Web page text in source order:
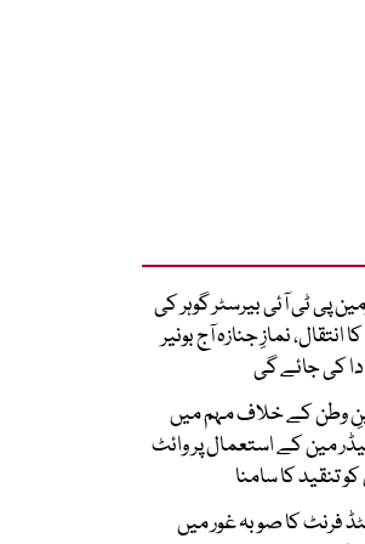
پی ٹی آئی بیرسٹر گوہر کی
انتقال، نمازِ جنازہ آج بونیر
کی جائے گی
وطن کے خلاف مہم میں
مین کے استعمال پر وائٹ
تنقید کا سامنا
فرنٹ کا صوبہ غور میں